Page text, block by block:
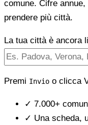
comune. Cifre
prendere più città.
La tua città è ancora
Premi Invio o clicca
✓ 7.000+
✓ Una scheda,